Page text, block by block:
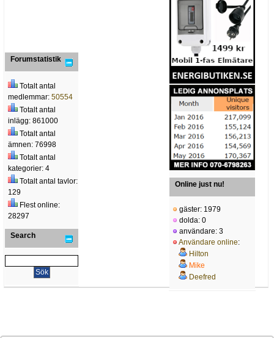
Online just nu!
gäster: 1979
dolda: 0
användare: 3
Användare online:
Hilton
Mike
Deefred
Forumstatistik
Totalt antal
medlemmar: 50554
Totalt antal
inlägg: 861000
Totalt antal
ämnen: 76998
Totalt antal
kategorier: 4
Totalt antal tavlor:
129
Flest online:
28297
Search